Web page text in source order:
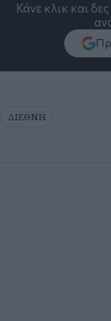
Κάνε κλικ και
ΔΙΕΘΝΗ